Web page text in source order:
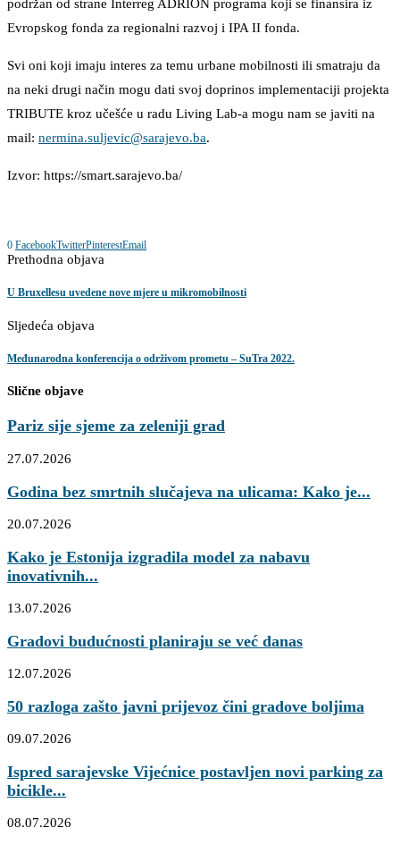
podržan od strane Interreg ADRION programa koji se finansira iz
Evropskog fonda za regionalni razvoj i IPA II fonda.
Svi oni koji imaju interes za temu urbane mobilnosti ili smatraju da
na neki drugi način mogu dati svoj doprinos implementaciji projekta
TRIBUTE kroz učešće u radu Living Lab-a mogu nam se javiti na
mail: nermina.suljevic@sarajevo.ba.
Izvor: https://smart.sarajevo.ba/
0 FacebookTwitterPinterestEmail
Prethodna objava
U Bruxellesu uvedene nove mjere u mikromobilnosti
Sljedeća objava
Međunarodna konferencija o održivom prometu – SuTra 2022.
Slične objave
Pariz sije sjeme za zeleniji grad
27.07.2026
Godina bez smrtnih slučajeva na ulicama: Kako je...
20.07.2026
Kako je Estonija izgradila model za nabavu
inovativnih...
13.07.2026
Gradovi budućnosti planiraju se već danas
12.07.2026
50 razloga zašto javni prijevoz čini gradove boljima
09.07.2026
Ispred sarajevske Vijećnice postavljen novi parking za
bicikle...
08.07.2026